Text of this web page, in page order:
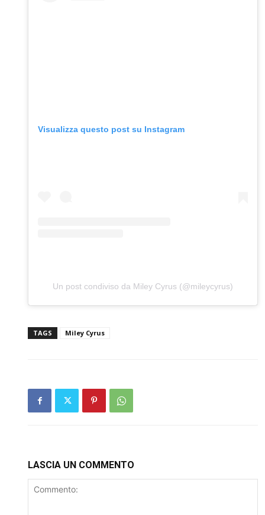
Visualizza questo post su Instagram
Un post condiviso da Miley Cyrus (@mileycyrus)
TAGS Miley Cyrus
LASCIA UN COMMENTO